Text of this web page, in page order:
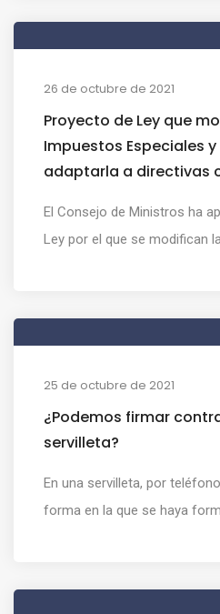
26 de octubre de 2021
Proyecto de Ley que
Impuestos Especiales y
adaptarla a directivas
El Consejo de Ministros ha
Ley por el que se modifican
25 de octubre de 2021
¿Podemos firmar
servilleta?
En una servilleta, por
forma en la que se haya